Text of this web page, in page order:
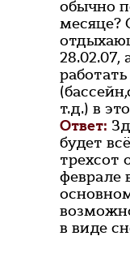
обычно
месяце?
28.02.07,
т.д.) в
Ответ:
будет
трехсот
феврале
в виде